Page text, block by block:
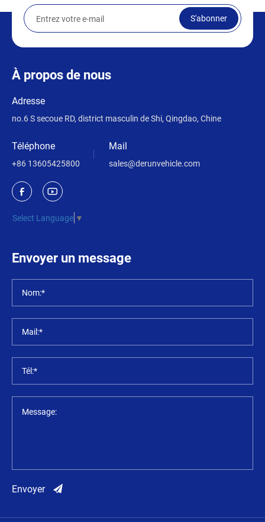
S'abonner
À propos de nous
Adresse
no.6 S secoue RD, district masculin de Shi, Qingdao, Chine
Téléphone
+86 13605425800
Mail
sales@derunvehicle.com
Select Language ▼
Envoyer un message
Nom:*
Mail:*
Tél:*
Message:
Envoyer